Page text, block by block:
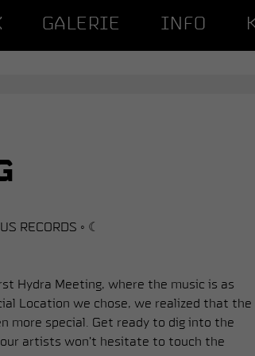
GALERIE INFO
RECORDS ◦ ☾
Hydra Meeting, where the music is as
Location we chose, we realized that the
more special. Get ready to dig into the
artists won't hesitate to touch the